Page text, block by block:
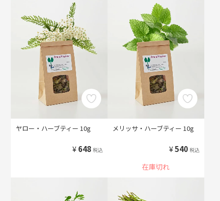
ヤロー・ハーブティー 10g
¥ 648 税込
メリッサ・ハーブティー 10g
¥540 税込
在庫切れ